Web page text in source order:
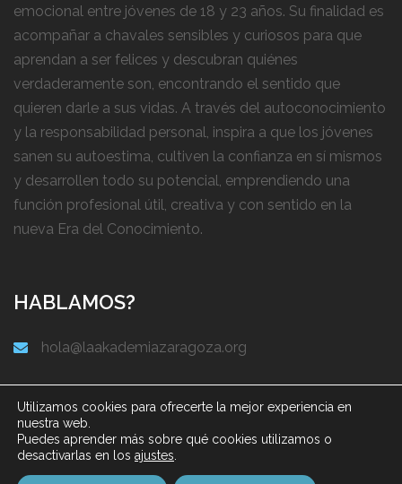
emocional entre jóvenes de 18 y 23 años. Su finalidad es
acompañar a chavales sensibles y curiosos para que
aprendan a ser felices y descubran quiénes
verdaderamente son, encontrando el sentido que
quieren darle a sus vidas. A través del autoconocimiento
y la responsabilidad personal, inspira a que los jóvenes
sanen su autoestima, cultiven la confianza en sí mismos
y desarrollen todo su potencial, emprendiendo una
función profesional útil, creativa y con sentido en la
nueva Era del Conocimiento.
HABLAMOS?
hola@laakademiazaragoza.org
Utilizamos cookies para ofrecerte la mejor experiencia en
nuestra web.
Puedes aprender más sobre qué cookies utilizamos o
desactivarlas en los ajustes